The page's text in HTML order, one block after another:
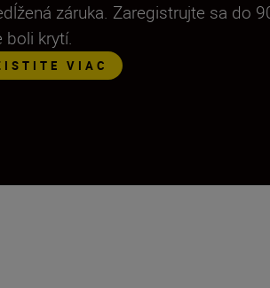
záruka. Zaregistrujte sa do
boli krytí.
VIAC